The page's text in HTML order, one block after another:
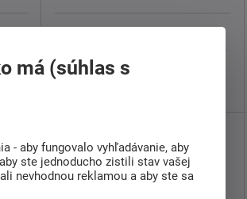
číre ...
má (súhlas s
- aby fungovalo vyhľadávanie, aby
ste jednoducho zistili stav vašej
nevhodnou reklamou a aby ste sa